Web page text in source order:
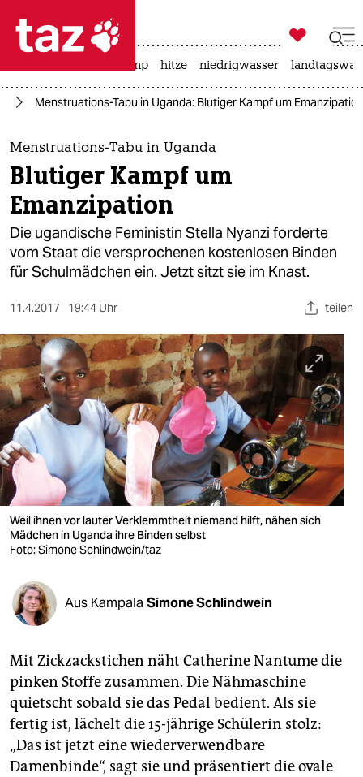
 taz zahl ich
taz zahl ich
themen
politik
öko
gesellschaft
sport
berlin
nord
wahrheit
verlag
verlag
veranstaltungen
fragen & hilfe
abo
genossenschaft
epaper login

taz zahl ich
usa unter trump hitze niedrigwasser
Menstruations-Tabu in Uganda: Blutiger Kampf um Emanzipation
Menstruations-Tabu in Uganda
Blutiger Kampf um
Emanzipation
Die ugandische Feministin Stella Nyanzi forderte
vom Staat die versprochenen kostenlosen Binden
für Schulmädchen ein. Jetzt sitzt sie im Knast.
11.4.2017 19:44 Uhr teilen
Weil ihnen vor lauter Verklemmtheit niemand hilft, nähen sich
Mädchen in Uganda ihre Binden selbst
Foto: Simone Schlindwein/taz
Aus Kampala Simone Schlindwein
Mit Zickzackstichen näht Catherine Nantume die
pinken Stoffe zusammen. Die Nähmaschine
quietscht sobald sie das Pedal bedient. Als sie
fertig ist, lächelt die 15-jährige Schülerin stolz:
„Das ist jetzt eine wiederverwendbare
Damenbinde“, sagt sie und präsentiert die ovale